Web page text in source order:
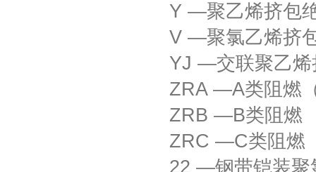
Y —聚乙烯挤包
V —聚氯乙烯挤
YJ —交联聚乙烯
ZRA —A类阻燃
ZRB —B类阻燃
ZRC —C类阻燃
22 —钢带铠装聚